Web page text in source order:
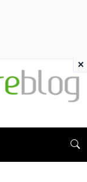
×